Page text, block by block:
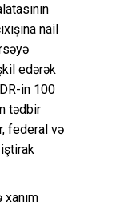
nail
edərək
in 100
tədbir
federal və
xanım